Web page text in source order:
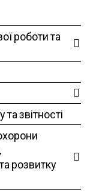
роботи та
та звітності
розвитку